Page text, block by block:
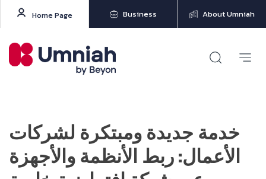
Home Page Business About Umniah
خدمة جديدة ومبتكرة لشركات
الأعمال: ربط الأنظمة والأجهزة